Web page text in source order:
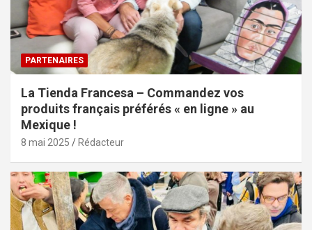
PARTENAIRES
La Tienda Francesa – Commandez vos
produits français préférés « en ligne » au
Mexique !
8 mai 2025 Rédacteur